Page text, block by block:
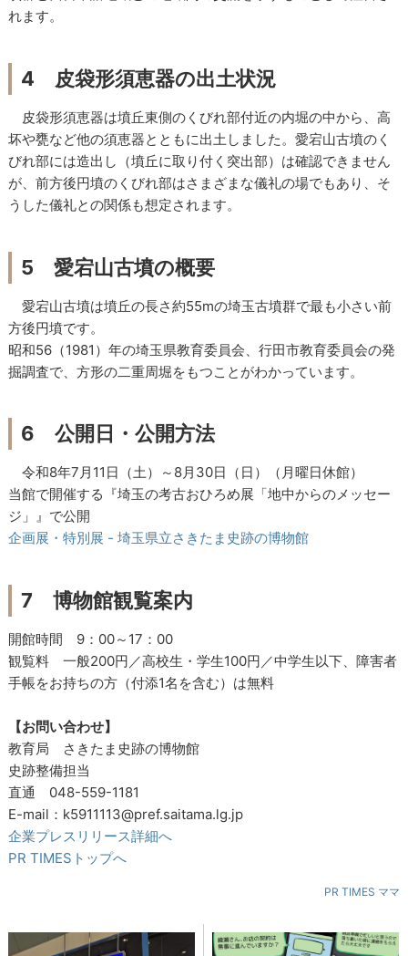
れます。
4 皮袋形須恵器の出土状況
皮袋形須恵器は墳丘東側のくびれ部付近の内堀の中から、高
坏や甕など他の須恵器とともに出土しました。愛宕山古墳のく
びれ部には造出し（墳丘に取り付く突出部）は確認できません
が、前方後円墳のくびれ部はさまざまな儀礼の場でもあり、そ
うした儀礼との関係も想定されます。
5 愛宕山古墳の概要
愛宕山古墳は墳丘の長さ約55mの埼玉古墳群で最も小さい前
方後円墳です。
昭和56（1981）年の埼玉県教育委員会、行田市教育委員会の発
掘調査で、方形の二重周堀をもつことがわかっています。
6 公開日・公開方法
令和8年7月11日（土）～8月30日（日）（月曜日休館）
当館で開催する『埼玉の考古おひろめ展「地中からのメッセー
ジ」』で公開
企画展・特別展 - 埼玉県立さきたま史跡の博物館
7 博物館観覧案内
開館時間 9：00～17：00
観覧料 一般200円／高校生・学生100円／中学生以下、障害者
手帳をお持ちの方（付添1名を含む）は無料
【お問い合わせ】
教育局 さきたま史跡の博物館
史跡整備担当
直通 048-559-1181
E-mail：k5911113@pref.saitama.lg.jp
企業プレスリリース詳細へ
PR TIMESトップへ
PR TIMES ママ